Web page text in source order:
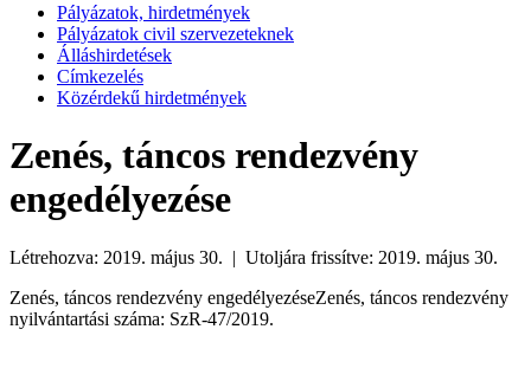
Pályázatok, hirdetmények
Pályázatok civil szervezeteknek
Álláshirdetések
Címkezelés
Közérdekű hirdetmények
Zenés, táncos rendezvény
engedélyezése
Létrehozva: 2019. május 30. | Utoljára frissítve: 2019. május 30.
Zenés, táncos rendezvény engedélyezéseZenés, táncos rendezvény
nyilvántartási száma: SzR-47/2019.